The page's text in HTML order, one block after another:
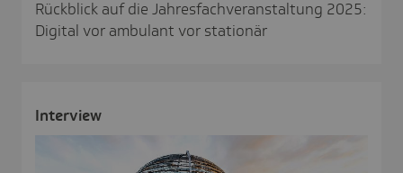
Rückblick auf die Jahresfachveranstaltung 2025:
Digital vor ambulant vor stationär
Inter­view